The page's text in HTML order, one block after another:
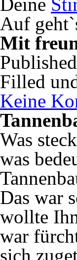
Auf
Mit
Filled
Keine
Was
was
Das war
wollte
war
sich